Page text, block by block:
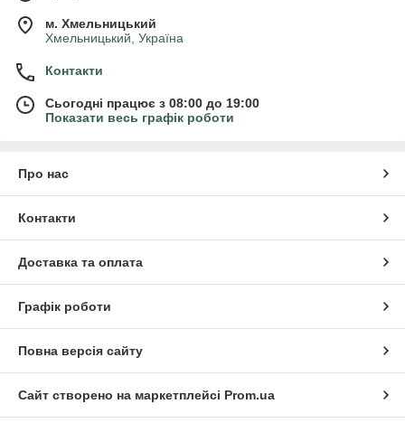
м. Хмельницький
Хмельницький, Україна
Контакти
Сьогодні працює з 08:00 до 19:00
Показати весь графік роботи
Про нас
Контакти
Доставка та оплата
Графік роботи
Повна версія сайту
Сайт створено на маркетплейсі Prom.ua